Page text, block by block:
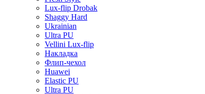
Lux-flip Drobak
Shaggy Hard
Ukrainian
Ultra PU
Vellini Lux-flip
Накладка
Флип-чехол
Huawei
Elastic PU
Ultra PU